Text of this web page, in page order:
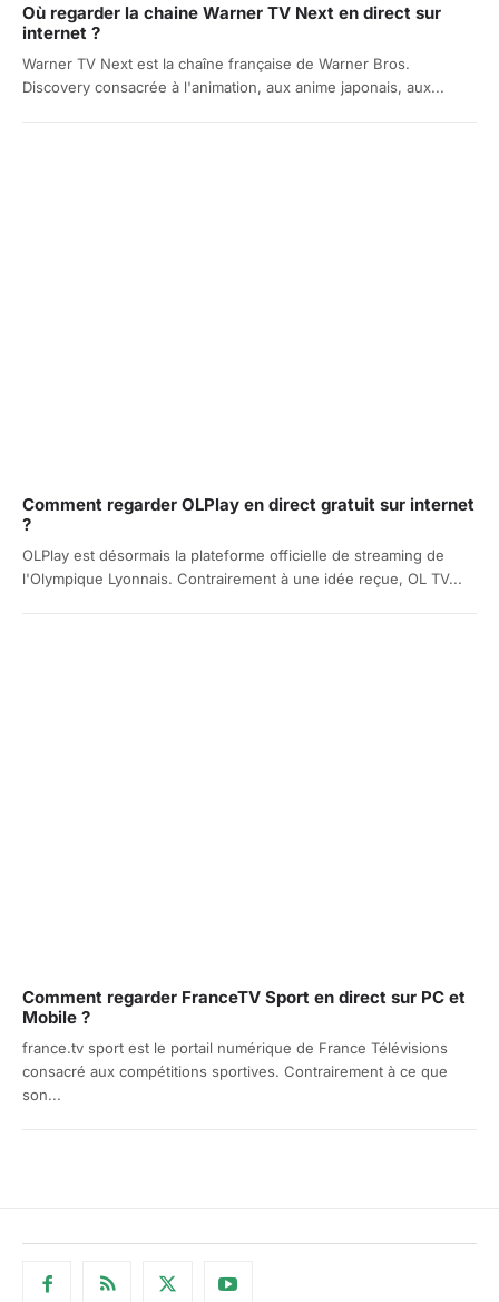
Où regarder la chaine Warner TV Next en direct sur
internet ?
Warner TV Next est la chaîne française de Warner Bros.
Discovery consacrée à l'animation, aux anime japonais, aux...
Comment regarder OLPlay en direct gratuit sur internet
?
OLPlay est désormais la plateforme officielle de streaming de
l'Olympique Lyonnais. Contrairement à une idée reçue, OL TV...
Comment regarder FranceTV Sport en direct sur PC et
Mobile ?
france.tv sport est le portail numérique de France Télévisions
consacré aux compétitions sportives. Contrairement à ce que
son...